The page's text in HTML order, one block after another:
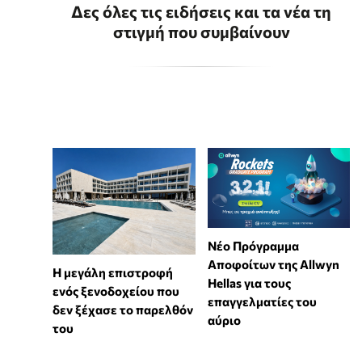
Δες όλες τις ειδήσεις και τα νέα τη
στιγμή που συμβαίνουν
Η μεγάλη επιστροφή
ενός ξενοδοχείου που
δεν ξέχασε το παρελθόν
του
Νέο Πρόγραμμα
Αποφοίτων της Allwyn
Hellas για τους
επαγγελματίες του
αύριο